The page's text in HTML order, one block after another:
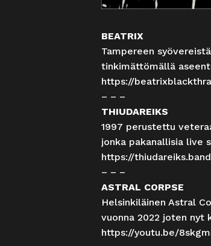
BEATRIX
Tampereen
tinkimättömällä
https://
– – –
THIUDAREIKS
1997 perustettu
jonka pakanallisia live
https://
– – –
ASTRAL CORPSE
Helsinkiläinen Astral
vuonna 2022 joten nyt
https://youtu.be/